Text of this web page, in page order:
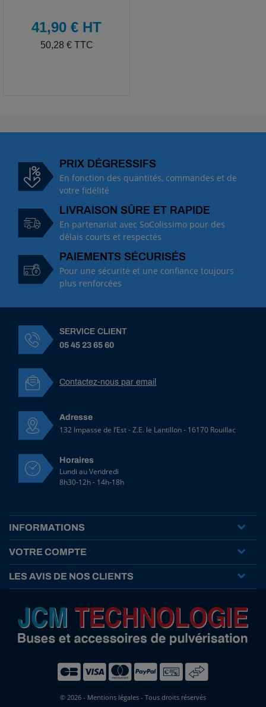
41,90 € HT
50,28 € TTC
PRIX DÉGRESSIFS
En fonction des quantités, commandes et de
votre fidélité
LIVRAISON SÛRE ET RAPIDE
En partenariat avec SoColissimo pour des
délais courts et respectés
PAIEMENTS SÉCURISÉS
Pour une sécurité et une confiance toujours
plus renforcées
SERVICE CLIENT
05 45 23 65 60
Contactez-nous par email
Adresse
132 Impasse de l’Est - Z.E. le Lantillon - 16170 Rouillac
Horaires
Lundi au Vendredi
8h30-12h - 14h-18h
INFORMATIONS
VOTRE COMPTE
LES AVIS DE NOS CLIENTS
© 2026 - Mentions légales - Tous droits réservés